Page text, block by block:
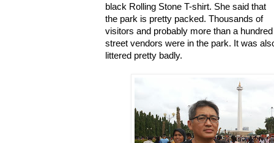
black Rolling Stone T-shirt. She said that
the park is pretty packed. Thousands of
visitors and probably more than a hundred
street vendors were in the park. It was
littered pretty badly.